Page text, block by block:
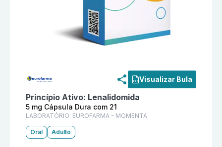
Visualizar Bula
Princípio Ativo: Lenalidomida
5 mg Cápsula Dura com 21
LABORATÓRIO: EUROFARMA - MOMENTA
Oral Adulto